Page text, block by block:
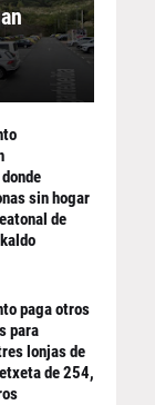
sin hogar
de
paga otros
para
lonjas de
de 254,